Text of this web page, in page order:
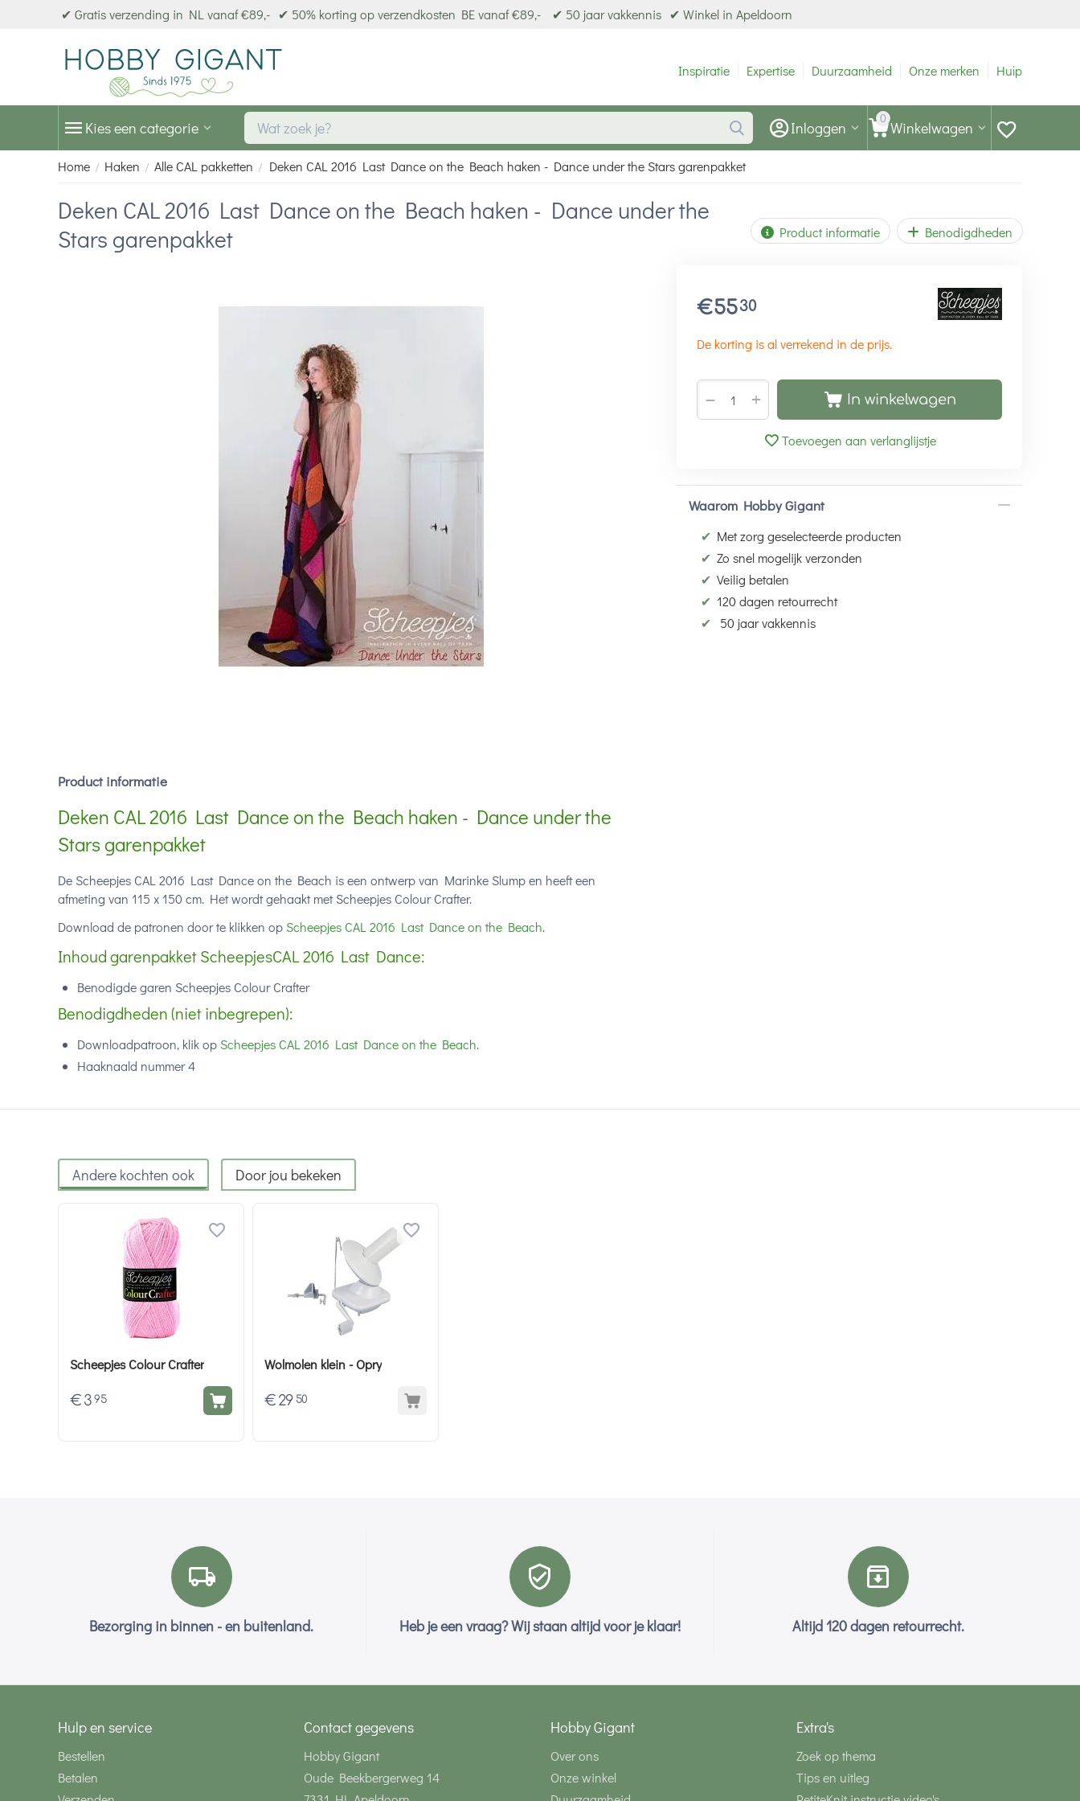
✔ Gratis verzending in NL vanaf €89,- ✔ 50% korting op verzendkosten BE vanaf €89,- ✔ 50 jaar vakkennis ✔ Winkel in Apeldoorn
Inspiratie Expertise Duurzaamheid Onze merken Hulp
Kies een categorie 0 Winkelwagen
Inloggen
Home / Haken / Alle CAL pakketten / Deken CAL 2016 Last Dance on the Beach haken - Dance under the Stars garenpakket
Deken CAL 2016 Last Dance on the Beach haken - Dance under the
Stars garenpakket
Product informatie Benodigdheden
€5530
De korting is al verrekend in de prijs.
+
− In winkelwagen
Toevoegen aan verlanglijstje
Waarom Hobby Gigant
✔ Met zorg geselecteerde producten
✔ Zo snel mogelijk verzonden
✔ Veilig betalen
✔ 120 dagen retourrecht
✔
50 jaar vakkennis
Product informatie
Deken CAL 2016 Last Dance on the Beach haken - Dance under the
Stars garenpakket
De Scheepjes CAL 2016 Last Dance on the Beach is een ontwerp van Marinke Slump en heeft een
afmeting van 115 x 150 cm. Het wordt gehaakt met Scheepjes Colour Crafter.
Download de patronen door te klikken op Scheepjes CAL 2016 Last Dance on the Beach.
Inhoud garenpakket ScheepjesCAL 2016 Last Dance:
Benodigde garen Scheepjes Colour Crafter
Benodigdheden (niet inbegrepen):
Downloadpatroon, klik op Scheepjes CAL 2016 Last Dance on the Beach.
Haaknaald nummer 4
Andere kochten ook Door jou bekeken
Scheepjes Colour Crafter
€ 3 95
Wolmolen klein - Opry
€ 29 50
Bezorging in binnen - en buitenland. Heb je een vraag? Wij staan altijd voor je klaar! Altijd 120 dagen retourrecht.
Hulp en service
Bestellen
Betalen
Contact gegevens
Hobby Gigant
Oude Beekbergerweg 14
Hobby Gigant
Over ons
Onze winkel
Extra's
Zoek op thema
Tips en uitleg